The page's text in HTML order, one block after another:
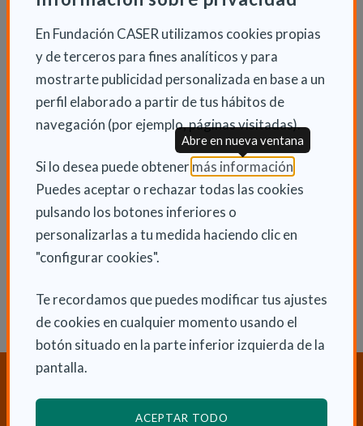
En Fundación CASER utilizamos cookies propias
y de terceros para fines analíticos y para
mostrarte publicidad personalizada en base a un
perfil elaborado a partir de tus hábitos de
navegación (por ejemplo, páginas visitadas).
Si lo desea puede obtener más información(Abre en
Puedes aceptar o rechazar todas las cookies
pulsando los botones inferiores o
personalizarlas a tu medida haciendo clic en
"configurar cookies".
Te recordamos que puedes modificar tus ajustes
de cookies en cualquier momento usando el
botón situado en la parte inferior izquierda de la
pantalla.
ACEPTAR TODO
Abre en nueva ventana
de Madrid ha aumentado en tres millones de euros el
presupuesto destinado a Atención Temprana para
seguir avanzando en los tratamientos que se prestan
a los niños de 0 a 6 años con discapacidad o riesgo de
INFORMACIÓN ADICIONAL
Mié 23 Marzo 2016
Actualidad
¿Necesitas orientación sobre
Dependencia y Discapacidad?